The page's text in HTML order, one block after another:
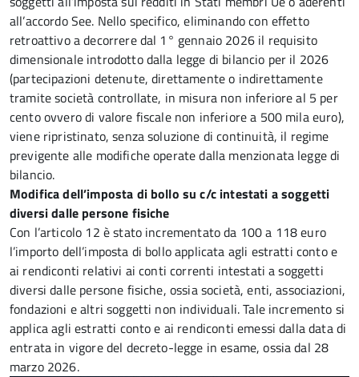
all’accordo See. Nello specifico, eliminando con effetto
retroattivo a decorrere dal 1° gennaio 2026 il requisito
dimensionale introdotto dalla legge di bilancio per il 2026
(partecipazioni detenute, direttamente o indirettamente
tramite società controllate, in misura non inferiore al 5 per
cento ovvero di valore fiscale non inferiore a 500 mila euro),
viene ripristinato, senza soluzione di continuità, il regime
previgente alle modifiche operate dalla menzionata legge di
bilancio.
Modifica dell’imposta di bollo su c/c intestati a soggetti
diversi dalle persone fisiche
Con l’articolo 12 è stato incrementato da 100 a 118 euro
l’importo dell’imposta di bollo applicata agli estratti conto e
ai rendiconti relativi ai conti correnti intestati a soggetti
diversi dalle persone fisiche, ossia società, enti, associazioni,
fondazioni e altri soggetti non individuali. Tale incremento si
applica agli estratti conto e ai rendiconti emessi dalla data di
entrata in vigore del decreto-legge in esame, ossia dal 28
marzo 2026.